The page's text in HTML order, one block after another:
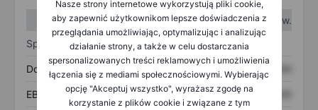
Nasze strony internetowe wykorzystują pliki cookie,
aby zapewnić użytkownikom lepsze doświadczenia z
przeglądania umożliwiając, optymalizując i analizując
działanie strony, a także w celu dostarczania
spersonalizowanych treści reklamowych i umożliwienia
łączenia się z mediami społecznościowymi. Wybierając
opcję "Akceptuj wszystko", wyrażasz zgodę na
korzystanie z plików cookie i związane z tym
W I kw.
W II kw.
Sprawozdanie z zysków
Dochód XXXXXXX XXXXXXX
EBITDA XXXXXXX XXXXXXX